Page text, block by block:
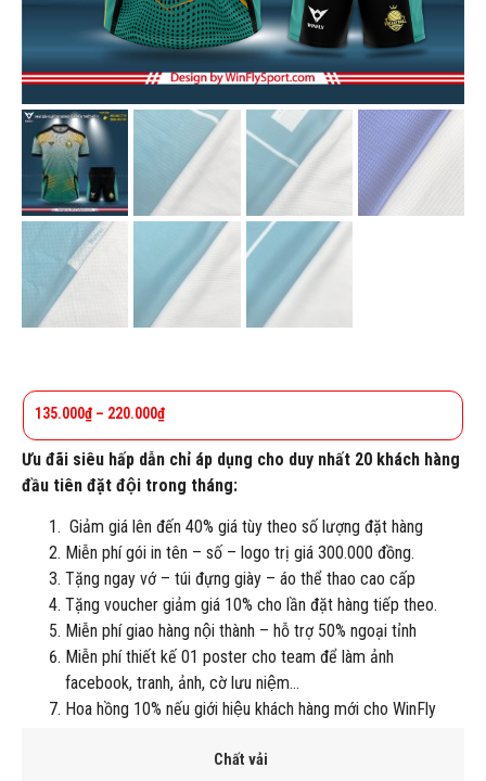
135.000₫ – 220.000₫
Ưu đãi siêu hấp dẫn chỉ áp dụng cho duy nhất 20 khách hàng
đầu tiên đặt đội trong tháng:
Giảm giá lên đến 40% giá tùy theo số lượng đặt hàng
Miễn phí gói in tên – số – logo trị giá 300.000 đồng.
Tặng ngay vớ – túi đựng giày – áo thể thao cao cấp
Tặng voucher giảm giá 10% cho lần đặt hàng tiếp theo.
Miễn phí giao hàng nội thành – hỗ trợ 50% ngoại tỉnh
Miễn phí thiết kế 01 poster cho team để làm ảnh
facebook, tranh, ảnh, cờ lưu niệm…
Hoa hồng 10% nếu giới hiệu khách hàng mới cho WinFly
Chất vải